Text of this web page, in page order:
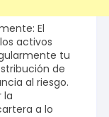
El
activos
tu
de
al riesgo.
la
a lo